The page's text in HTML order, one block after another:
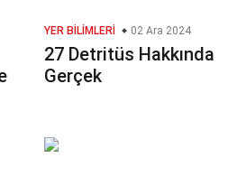
YER BILIMLERI 02 Ara 2024
27 Detritüs Hakkında
Gerçek